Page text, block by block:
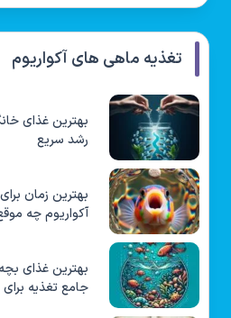
تغذیه ماهی های آکواریوم
بهترین غذای
رشد سریع
بهترین زمان
آکواریوم چه
بهترین غذای
جامع تغذیه